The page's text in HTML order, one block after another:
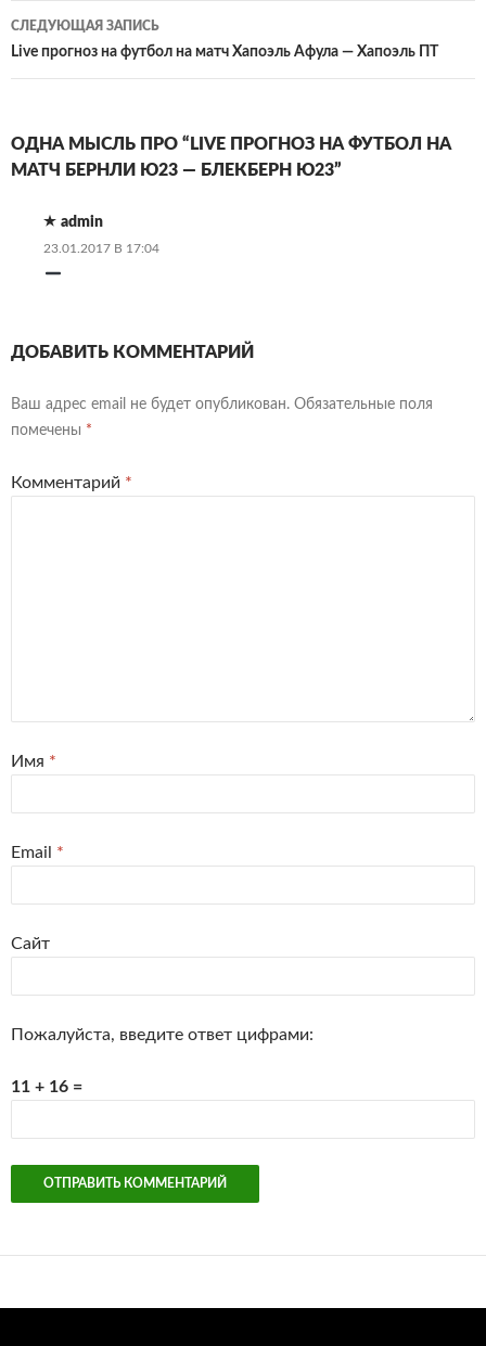
записям
СЛЕДУЮЩАЯ ЗАПИСЬ
Live прогноз на футбол на матч Хапоэль Афула — Хапоэль ПТ
ОДНА МЫСЛЬ ПРО “LIVE ПРОГНОЗ НА ФУТБОЛ НА
МАТЧ БЕРНЛИ Ю23 — БЛЕКБЕРН Ю23”
admin
23.01.2017 В 17:04
ДОБАВИТЬ КОММЕНТАРИЙ
Ваш адрес email не будет опубликован. Обязательные поля
помечены *
Комментарий *
Имя *
Email *
Сайт
Пожалуйста, введите ответ цифрами:
11 + 16 =